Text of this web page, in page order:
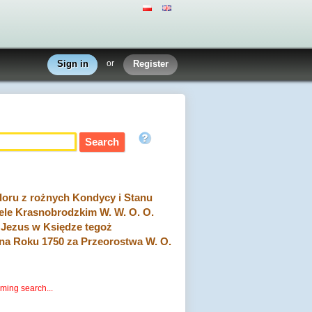
Sign in or Register
z rożnych Kondycy i Stanu
Krasnobrodzkim W. W. O. O.
w Księdze tegoż
Roku 1750 za Przeorostwa W. O.
search...